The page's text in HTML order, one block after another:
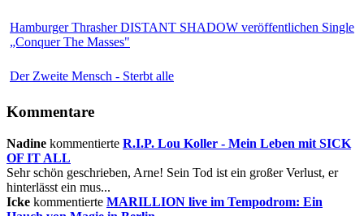
Hamburger Thrasher DISTANT SHADOW veröffentlichen Single
„Conquer The Masses"
Der Zweite Mensch - Sterbt alle
Kommentare
Nadine kommentierte R.I.P. Lou Koller - Mein Leben mit SICK
OF IT ALL
Sehr schön geschrieben, Arne! Sein Tod ist ein großer Verlust, er
hinterlässt ein mus...
Icke kommentierte MARILLION live im Tempodrom: Ein